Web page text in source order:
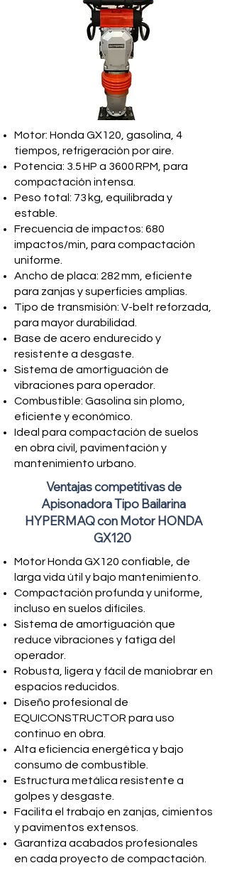
Motor: Honda GX120, gasolina, 4
tiempos, refrigeración por aire.
Potencia: 3.5 HP a 3600 RPM, para
compactación intensa.
Peso total: 73 kg, equilibrada y
estable.
Frecuencia de impactos: 680
impactos/min, para compactación
uniforme.
Ancho de placa: 282 mm, eficiente
para zanjas y superficies amplias.
Tipo de transmisión: V-belt reforzada,
para mayor durabilidad.
Base de acero endurecido y
resistente a desgaste.
Sistema de amortiguación de
vibraciones para operador.
Combustible: Gasolina sin plomo,
eficiente y económico.
Ideal para compactación de suelos
en obra civil, pavimentación y
mantenimiento urbano.
Ventajas competitivas de
Apisonadora Tipo Bailarina
HYPERMAQ con Motor HONDA
GX120
Motor Honda GX120 confiable, de
larga vida útil y bajo mantenimiento.
Compactación profunda y uniforme,
incluso en suelos difíciles.
Sistema de amortiguación que
reduce vibraciones y fatiga del
operador.
Robusta, ligera y fácil de maniobrar en
espacios reducidos.
Diseño profesional de
EQUICONSTRUCTOR para uso
continuo en obra.
Alta eficiencia energética y bajo
consumo de combustible.
Estructura metálica resistente a
golpes y desgaste.
Facilita el trabajo en zanjas, cimientos
y pavimentos extensos.
Garantiza acabados profesionales
en cada proyecto de compactación.